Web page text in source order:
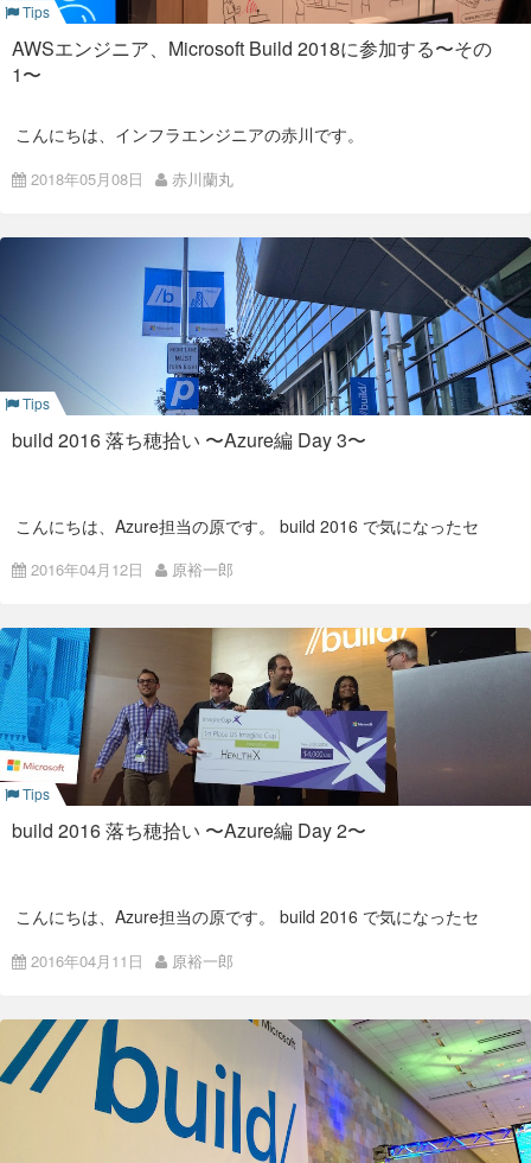
Container
Key Noteやセッションリストを見てもContainer、とりわけ
Azure Kubernetes Service (AKS)
Azure Container Instances(ACI)
Azure Service Fabric
Azure App Service
があるようです。
AWS Fargate
Amazon Elastic Container Service for Kubernetes(EKS)
Amazon Elastic Container Registry(ECR)
Tips
AWSエンジニア、Microsoft Build 2018に参加する〜その
1〜
こんにちは、インフラエンジニアの赤川です。
ます。
が、実はMicrosoft本社もシアトルから少しの距離にあるレドモ
ンドにあるそうで、こちらもお膝元となっています。
とMicrosoft Build 2018をレポートします。 初回
は私の様に初めてBuildに参加する方向けの準備や会場について
の説明となります。
Microsoft Buildって？
Microsoftの開発者向けカンファレンスのようです。 Azure
Build、ではなくMicrosoft Buildとなっているので、Microsoft関
連の最新アップデート発表会と言ったところでしょうか。
どうやって行くの？
でした。 PTSさんがホテル、航空券、Build参加申し込みまで
してくれました。
行くまでにやっておくこと
Build参加登録をするとContact Preferencesを確認して下さい
とメールが来ますので登録します。
登録が完了すると、登録完了メールが飛んできます。
2018年05月08日 赤川蘭丸
Tips
build 2016 落ち穂拾い 〜Azure編 Day 3〜
こんにちは、Azure担当の原です。 build 2016 で気になったセ
ッションAzure編、最終日のDay 3 です。
最終日、今日は15時までで基調講演もありません。
HoloLens体験コーナー
この夏JPLで公開予定の「Destination Mars 」が体験できるブー
スがありました。 が、9時過ぎに並びに行ったものの間に合わ
ず。後で聞いたところによると、相当早い時間から並んでいた
ようです。
2016年04月12日 原裕一郎
Tips
build 2016 落ち穂拾い 〜Azure編 Day 2〜
こんにちは、Azure担当の原です。 build 2016 で気になったセ
ッションAzure編、Day 2 にまいります。
Day 2
キーノートは割愛。
【ランチ】
ポテトサラダにポテチが付いてくるという謎な構成。これが
2016年04月11日 原裕一郎